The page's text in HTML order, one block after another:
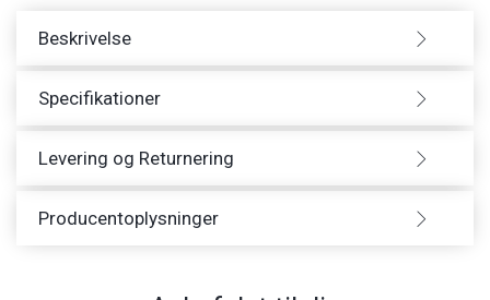
Beskrivelse
Specifikationer
Levering og Returnering
Producentoplysninger